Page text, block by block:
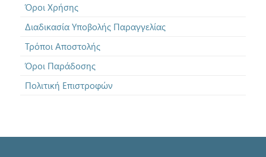
Όροι Χρήσης
Διαδικασία Υποβολής Παραγγελίας
Τρόποι Αποστολής
Όροι Παράδοσης
Πολιτική Επιστροφών